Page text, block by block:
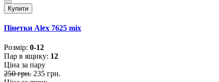
Купити
Пінетки Alex 7625 mix
Розмiр: 0-12
Пар в ящику: 12
Ціна за пару
250 грн. 235 грн.